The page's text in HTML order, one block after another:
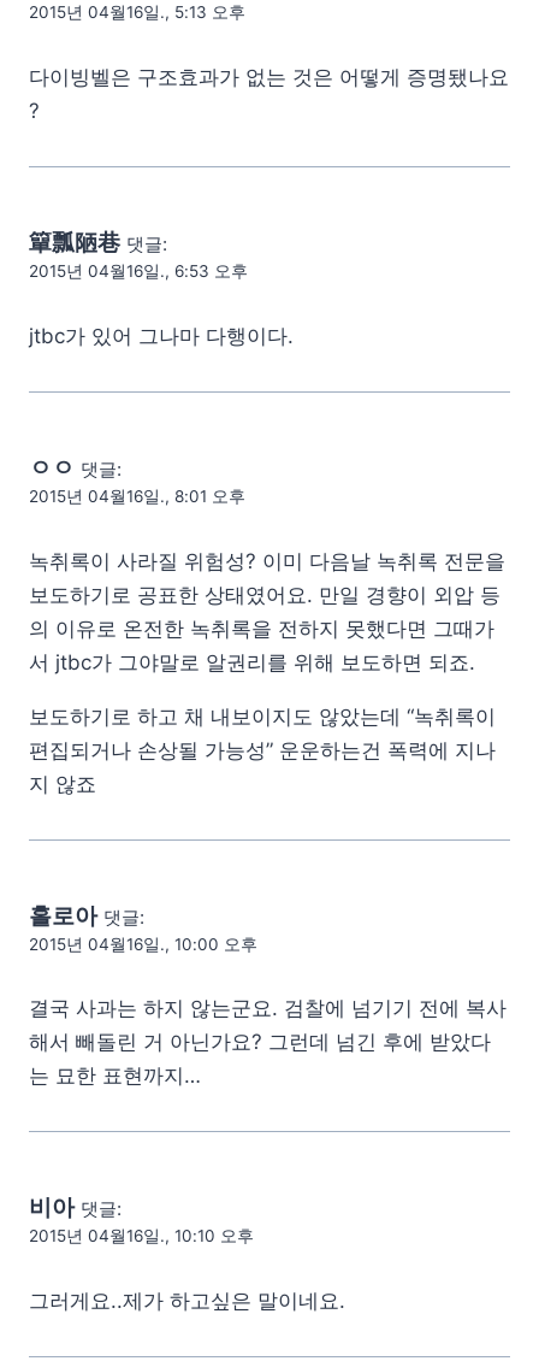
2015년 04월16일., 5:13 오후
다이빙벨은 구조효과가 없는 것은 어떻게 증명됐나요
?
簞瓢陋巷 댓글:
2015년 04월16일., 6:53 오후
jtbc가 있어 그나마 다행이다.
ㅇㅇ 댓글:
2015년 04월16일., 8:01 오후
녹취록이 사라질 위험성? 이미 다음날 녹취록 전문을
보도하기로 공표한 상태였어요. 만일 경향이 외압 등
의 이유로 온전한 녹취록을 전하지 못했다면 그때가
서 jtbc가 그야말로 알권리를 위해 보도하면 되죠.
보도하기로 하고 채 내보이지도 않았는데 “녹취록이
편집되거나 손상될 가능성” 운운하는건 폭력에 지나
지 않죠
홀로아 댓글:
2015년 04월16일., 10:00 오후
결국 사과는 하지 않는군요. 검찰에 넘기기 전에 복사
해서 빼돌린 거 아닌가요? 그런데 넘긴 후에 받았다
는 묘한 표현까지…
비아 댓글:
2015년 04월16일., 10:10 오후
그러게요..제가 하고싶은 말이네요.